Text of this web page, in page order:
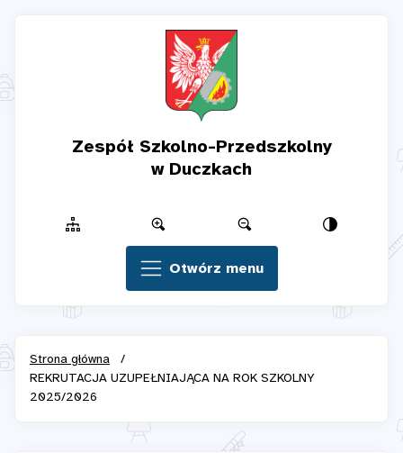
Zespół Szkolno-Przedszkolny
w Duczkach
Otwórz menu
Strona główna
/
REKRUTACJA UZUPEŁNIAJĄCA NA ROK SZKOLNY
2025/2026